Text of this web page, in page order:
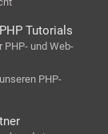
Tutorials
PHP- und Web-
PHP-